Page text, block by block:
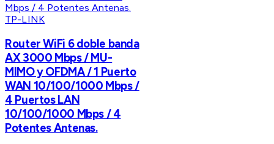
TP-LINK
Router WiFi 6 doble banda
AX 3000 Mbps / MU-
MIMO y OFDMA / 1 Puerto
WAN 10/100/1000 Mbps /
4 Puertos LAN
10/100/1000 Mbps / 4
Potentes Antenas.